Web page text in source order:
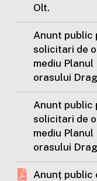
Olt.
Anunt public
solicitari de
mediu
orasului
Anunt public
solicitari de
mediu
orasului
Anunț public